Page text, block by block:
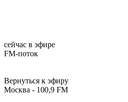
сейчас в эфире
FM-поток
Вернуться к эфиру
Москва - 100,9 FM